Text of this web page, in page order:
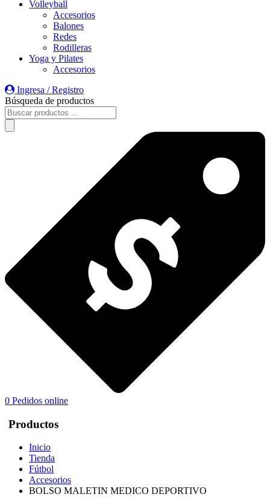
Volleyball
Accesorios
Balones
Redes
Rodilleras
Yoga y Pilates
Accesorios
Ingresa / Registro
Búsqueda de productos
0 Pedidos online
Productos
Inicio
Tienda
Fútbol
Accesorios
BOLSO MALETIN MEDICO DEPORTIVO